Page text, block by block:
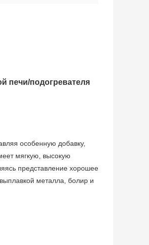
печи/подогревателя
особенную добавку,
мягкую, высокую
представление хорошее
металла, болир и